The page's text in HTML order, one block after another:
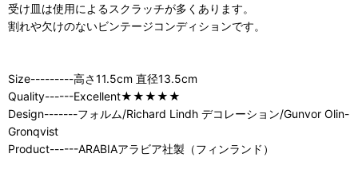
受け皿は使用によるスクラッチが多くあります。
割れや欠けのないビンテージコンディションです。
Size---------高さ11.5cm 直径13.5cm
Quality------Excellent★★★★★
Design-------フォルム/Richard Lindh デコレーション/Gunvor Olin-
Gronqvist
Product------ARABIAアラビア社製（フィンランド）